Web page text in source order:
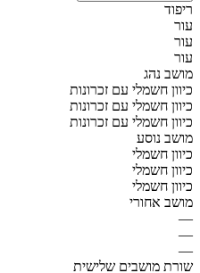
ריפוד
עור
עור
עור
מושב נהג
כיוון חשמלי עם זכרונות
כיוון חשמלי עם זכרונות
כיוון חשמלי עם זכרונות
מושב נוסע
כיוון חשמלי
כיוון חשמלי
כיוון חשמלי
מושב אחורי
—
—
—
שורת מושבים שלישית